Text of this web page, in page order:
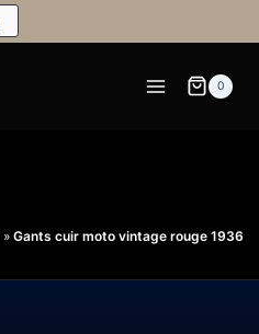
0
» Gants cuir moto vintage rouge 1936